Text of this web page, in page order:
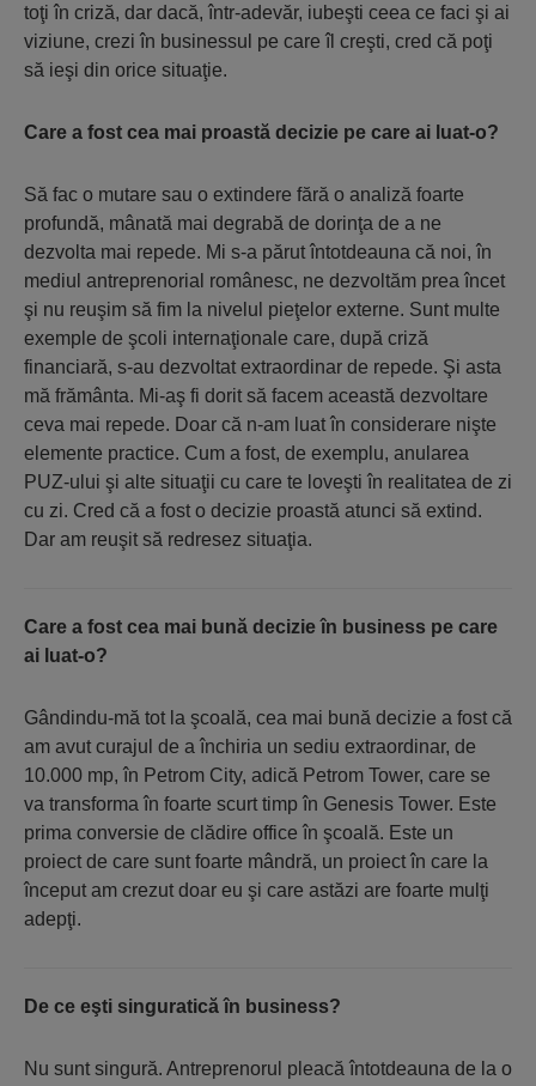
toţi în criză, dar dacă, într-adevăr, iubeşti ceea ce faci şi ai
viziune, crezi în businessul pe care îl creşti, cred că poţi
să ieşi din orice situaţie.
Care a fost cea mai proastă decizie pe care ai luat-o?
Să fac o mutare sau o extindere fără o analiză foarte
profundă, mânată mai degrabă de dorinţa de a ne
dezvolta mai repede. Mi s-a părut întotdeauna că noi, în
mediul antreprenorial românesc, ne dezvoltăm prea încet
şi nu reuşim să fim la nivelul pieţelor externe. Sunt multe
exemple de şcoli internaţionale care, după criză
financiară, s-au dezvoltat extraordinar de repede. Şi asta
mă frământa. Mi-aş fi dorit să facem această dezvoltare
ceva mai repede. Doar că n-am luat în considerare nişte
elemente practice. Cum a fost, de exemplu, anularea
PUZ-ului şi alte situaţii cu care te loveşti în realitatea de zi
cu zi. Cred că a fost o decizie proastă atunci să extind.
Dar am reuşit să redresez situaţia.
Care a fost cea mai bună decizie în business pe care
ai luat-o?
Gândindu-mă tot la şcoală, cea mai bună decizie a fost că
am avut curajul de a închiria un sediu extraordinar, de
10.000 mp, în Petrom City, adică Petrom Tower, care se
va transforma în foarte scurt timp în Genesis Tower. Este
prima conversie de clădire office în şcoală. Este un
proiect de care sunt foarte mândră, un proiect în care la
început am crezut doar eu şi care astăzi are foarte mulţi
adepţi.
De ce eşti singuratică în business?
Nu sunt singură. Antreprenorul pleacă întotdeauna de la o